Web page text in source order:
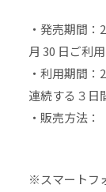
・発売期間
月 30 日ご利
・利用期間
連続する３日
・販売方法：
※スマートフ